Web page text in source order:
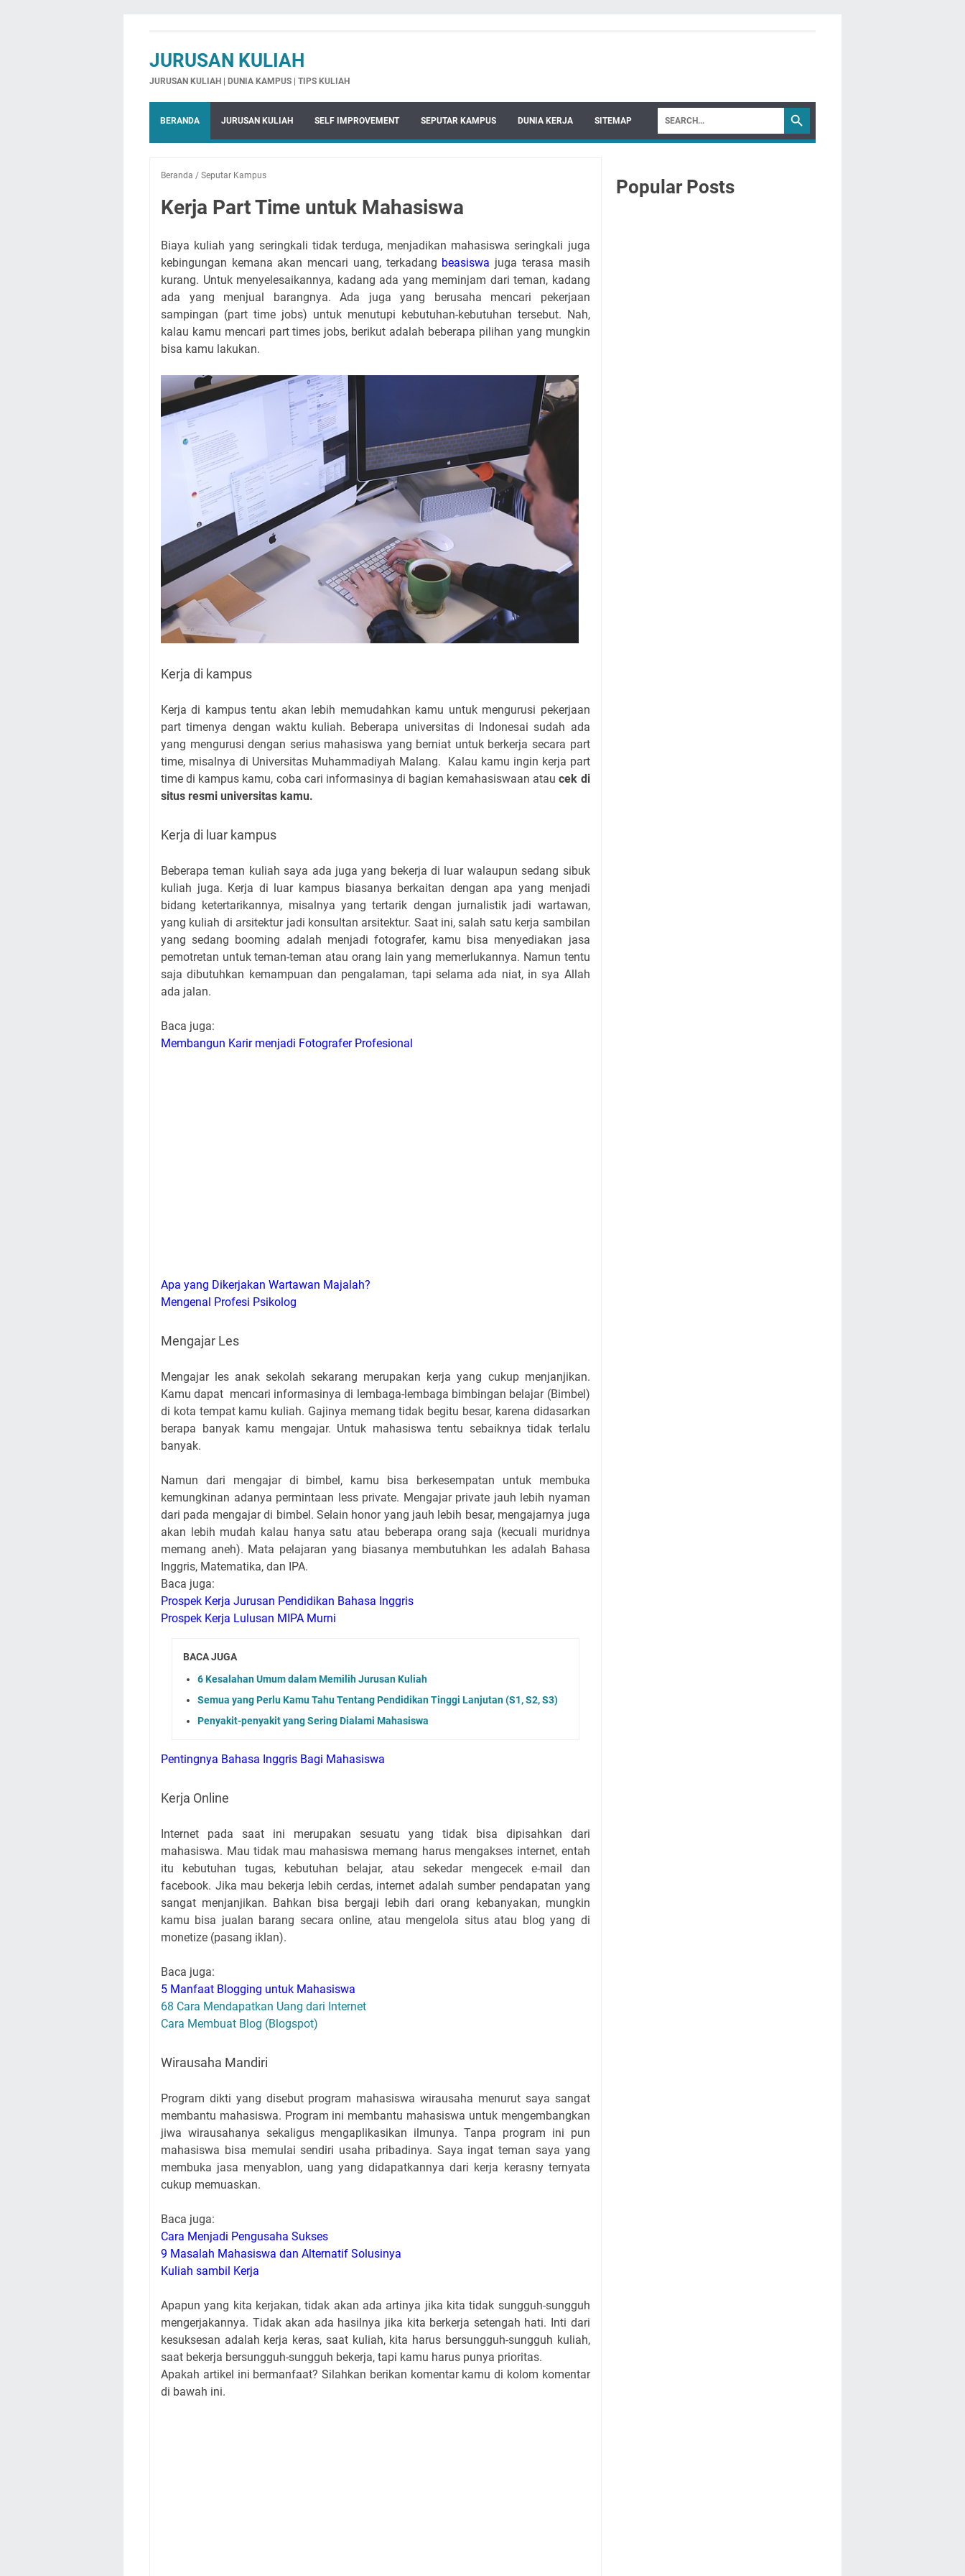
JURUSAN KULIAH
JURUSAN KULIAH | DUNIA KAMPUS | TIPS KULIAH
BERANDA JURUSAN KULIAH SELF IMPROVEMENT SEPUTAR KAMPUS DUNIA KERJA SITEMAP
Beranda / Seputar Kampus
Kerja Part Time untuk Mahasiswa
Biaya kuliah yang seringkali tidak terduga, menjadikan mahasiswa seringkali juga
kebingungan kemana akan mencari uang, terkadang beasiswa juga terasa masih
kurang. Untuk menyelesaikannya, kadang ada yang meminjam dari teman, kadang
ada yang menjual barangnya. Ada juga yang berusaha mencari pekerjaan
sampingan (part time jobs) untuk menutupi kebutuhan-kebutuhan tersebut. Nah,
kalau kamu mencari part times jobs, berikut adalah beberapa pilihan yang mungkin
bisa kamu lakukan.
Kerja di kampus
Kerja di kampus tentu akan lebih memudahkan kamu untuk mengurusi pekerjaan
part timenya dengan waktu kuliah. Beberapa universitas di Indonesai sudah ada
yang mengurusi dengan serius mahasiswa yang berniat untuk berkerja secara part
time, misalnya di Universitas Muhammadiyah Malang. Kalau kamu ingin kerja part
time di kampus kamu, coba cari informasinya di bagian kemahasiswaan ataucek di
situs resmi universitas kamu.
Kerja di luar kampus
Beberapa teman kuliah saya ada juga yang bekerja di luar walaupun sedang sibuk
kuliah juga. Kerja di luar kampus biasanya berkaitan dengan apa yang menjadi
bidang ketertarikannya, misalnya yang tertarik dengan jurnalistik jadi wartawan,
yang kuliah di arsitektur jadi konsultan arsitektur. Saat ini, salah satu kerja sambilan
yang sedang booming adalah menjadi fotografer, kamu bisa menyediakan jasa
pemotretan untuk teman-teman atau orang lain yang memerlukannya. Namun tentu
saja dibutuhkan kemampuan dan pengalaman, tapi selama ada niat, in sya Allah
ada jalan.
Baca juga:
Membangun Karir menjadi Fotografer Profesional
Apa yang Dikerjakan Wartawan Majalah?
Mengenal Profesi Psikolog
Mengajar Les
Mengajar les anak sekolah sekarang merupakan kerja yang cukup menjanjikan.
Kamu dapat mencari informasinya di lembaga-lembaga bimbingan belajar (Bimbel)
di kota tempat kamu kuliah. Gajinya memang tidak begitu besar, karena didasarkan
berapa banyak kamu mengajar. Untuk mahasiswa tentu sebaiknya tidak terlalu
banyak.
Namun dari mengajar di bimbel, kamu bisa berkesempatan untuk membuka
kemungkinan adanya permintaan less private. Mengajar private jauh lebih nyaman
dari pada mengajar di bimbel. Selain honor yang jauh lebih besar, mengajarnya juga
akan lebih mudah kalau hanya satu atau beberapa orang saja (kecuali muridnya
memang aneh). Mata pelajaran yang biasanya membutuhkan les adalah Bahasa
Inggris, Matematika, dan IPA.
Baca juga:
Prospek Kerja Jurusan Pendidikan Bahasa Inggris
Prospek Kerja Lulusan MIPA Murni
BACA JUGA
6 Kesalahan Umum dalam Memilih Jurusan Kuliah
Semua yang Perlu Kamu Tahu Tentang Pendidikan Tinggi Lanjutan (S1, S2, S3)
Penyakit-penyakit yang Sering Dialami Mahasiswa
Pentingnya Bahasa Inggris Bagi Mahasiswa
Kerja Online
Internet pada saat ini merupakan sesuatu yang tidak bisa dipisahkan dari
mahasiswa. Mau tidak mau mahasiswa memang harus mengakses internet, entah
itu kebutuhan tugas, kebutuhan belajar, atau sekedar mengecek e-mail dan
facebook. Jika mau bekerja lebih cerdas, internet adalah sumber pendapatan yang
sangat menjanjikan. Bahkan bisa bergaji lebih dari orang kebanyakan, mungkin
kamu bisa jualan barang secara online, atau mengelola situs atau blog yang di
monetize (pasang iklan).
Baca juga:
5 Manfaat Blogging untuk Mahasiswa
68 Cara Mendapatkan Uang dari Internet
Cara Membuat Blog (Blogspot)
Wirausaha Mandiri
Program dikti yang disebut program mahasiswa wirausaha menurut saya sangat
membantu mahasiswa. Program ini membantu mahasiswa untuk mengembangkan
jiwa wirausahanya sekaligus mengaplikasikan ilmunya. Tanpa program ini pun
mahasiswa bisa memulai sendiri usaha pribadinya. Saya ingat teman saya yang
membuka jasa menyablon, uang yang didapatkannya dari kerja kerasny ternyata
cukup memuaskan.
Baca juga:
Cara Menjadi Pengusaha Sukses
9 Masalah Mahasiswa dan Alternatif Solusinya
Kuliah sambil Kerja
Apapun yang kita kerjakan, tidak akan ada artinya jika kita tidak sungguh-sungguh
mengerjakannya. Tidak akan ada hasilnya jika kita berkerja setengah hati. Inti dari
kesuksesan adalah kerja keras, saat kuliah, kita harus bersungguh-sungguh kuliah,
saat bekerja bersungguh-sungguh bekerja, tapi kamu harus punya prioritas.
Apakah artikel ini bermanfaat? Silahkan berikan komentar kamu di kolom komentar
di bawah ini.
Popular Posts